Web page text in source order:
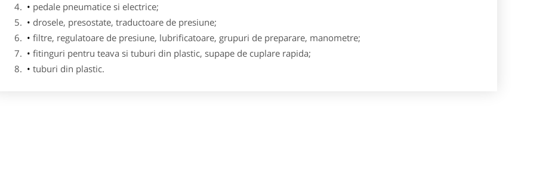
pedale pneumatice si electrice;
drosele, presostate, traductoare de presiune;
filtre, regulatoare de presiune, lubrificatoare, grupuri de preparare, manometre;
fitinguri pentru teava si tuburi din plastic, supape de cuplare rapida;
tuburi din plastic.